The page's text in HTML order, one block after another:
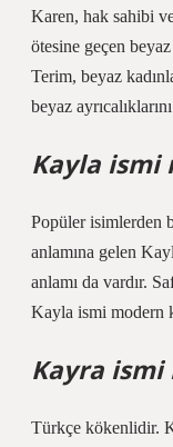
Karen, hak sahibi
ötesine geçen
Terim, beyaz
beyaz
Kayla ismi
Popüler isimlerden
anlamına gelen
anlamı da vardır.
Kayla ismi modern
Kayra ismi
Türkçe kökenlidir.